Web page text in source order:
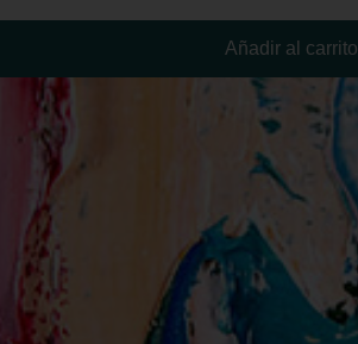
Añadir al carrito